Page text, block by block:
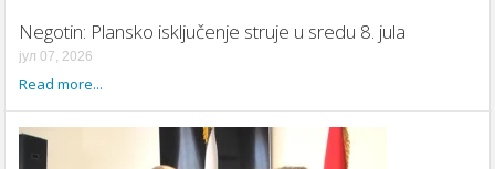
Negotin: Plansko isključenje struje u sredu 8. jula
јул 07, 2026
Read more...